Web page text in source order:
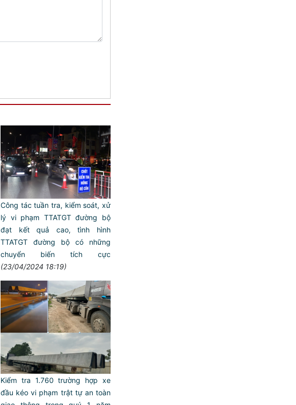
Công tác tuần tra, kiểm soát, xử
lý vi phạm TTATGT đường bộ
đạt kết quả cao, tình hình
TTATGT đường bộ có những
chuyển biến tích cực
(23/04/2024 18:19)
Kiểm tra 1.760 trường hợp xe
đầu kéo vi phạm trật tự an toàn